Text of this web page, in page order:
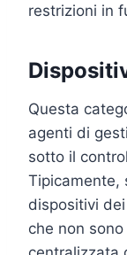
restrizioni in
Questa
agenti di
sotto il
Tipicamente,
dispositivi
che non